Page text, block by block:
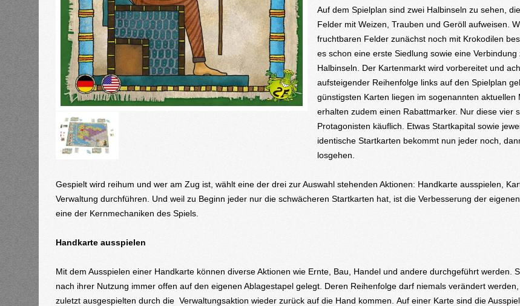
Auf dem Spielplan sind zwei Halbinseln zu sehen,
Felder mit Weizen, Trauben und Geröll aufweisen.
fruchtbaren Felder zunächst noch mit Krokodilen
es schon eine erste Siedlung sowie eine Verbindung
Halbinseln. Der Kartenmarkt wird vorbereitet und
aufsteigender Reihenfolge links auf den Spielplan
günstigsten Karten liegen im sogenannten aktuellen
erhalten zudem einen Rabattmarker. Nur diese vier
Protagonisten käuflich. Etwas Startkapital sowie
identische Startkarten bekommt nun jeder noch,
losgehen.
Gespielt wird reihum und wer am Zug ist, wählt eine der drei zur Auswahl stehenden Aktionen: Handkarte ausspielen,
Verwaltung durchführen. Und weil zu Beginn jeder nur die schwächeren Startkarten hat, ist die Verbesserung der
eine der Kernmechaniken des Spiels.
Handkarte ausspielen
Mit dem Ausspielen einer Handkarte können diverse Aktionen wie Ernte, Bau, Handel und andere durchgeführt werden.
nach ihrer Nutzung immer offen auf den eigenen Ablagestapel gelegt. Deren Reihenfolge darf niemals verändert
zuletzt ausgespielten durch die Verwaltungsaktion wieder zurück auf die Hand kommen. Auf einer Karte sind die